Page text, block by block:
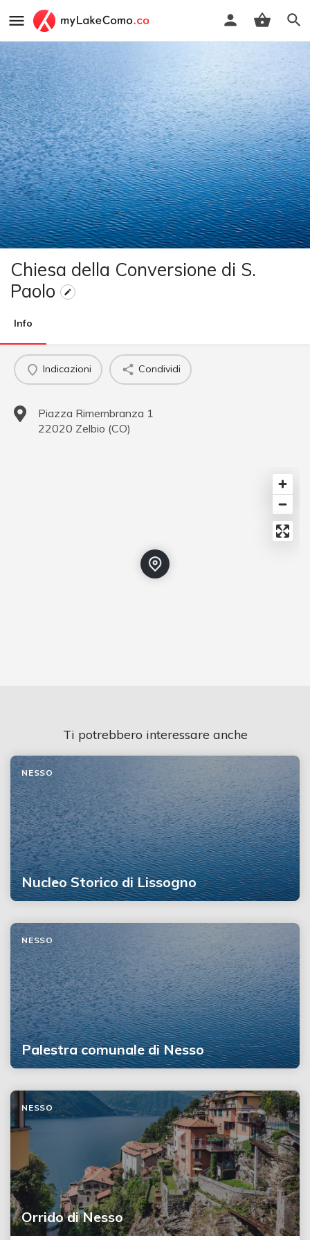
Chiesa della Conversione di S.
Paolo
Info
Indicazioni Condividi
Piazza Rimembranza 1
22020 Zelbio (CO)
Ti potrebbero interessare anche
Nucleo Storico di Lissogno
NESSO
Palestra comunale di Nesso
NESSO
Orrido di Nesso
NESSO